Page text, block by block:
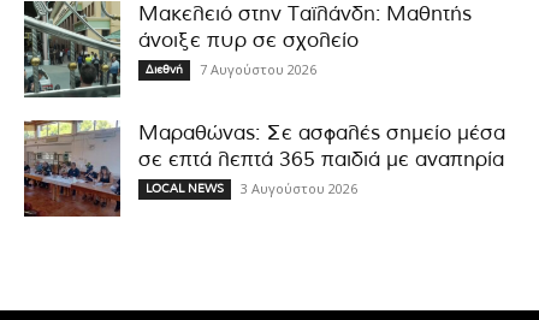
Μακελειό στην Ταϊλάνδη: Μαθητής
άνοιξε πυρ σε σχολείο
Διεθνή 7 Αυγούστου 2026
Μαραθώνας: Σε ασφαλές σημείο μέσα
σε επτά λεπτά 365 παιδιά με αναπηρία
LOCAL NEWS 3 Αυγούστου 2026